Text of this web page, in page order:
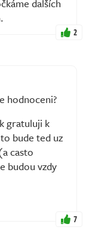
dalších
2
hodnoceni?
gratuluji k
bude ted uz
casto
budou vzdy
7